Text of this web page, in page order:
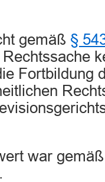
gemäß §
Fortbildung
war